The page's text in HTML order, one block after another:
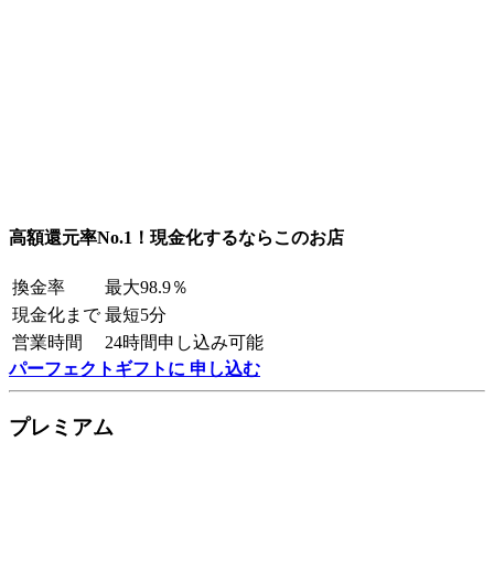
高額還元率No.1！現金化するならこのお店
換金率
最大98.9％
現金化まで 最短5分
営業時間
24時間申し込み可能
パーフェクトギフトに 申し込む
プレミアム